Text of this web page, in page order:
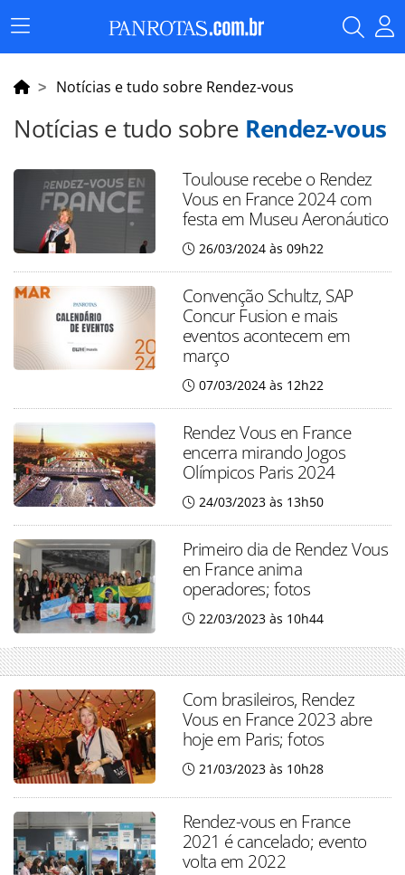
Menu
Principal
Notícias e tudo sobre Rendez-vous
Notícias e tudo sobre Rendez-vous
Toulouse recebe o Rendez
Vous en France 2024 com
festa em Museu Aeronáutico
26/03/2024 às 09h22
Convenção Schultz, SAP
Concur Fusion e mais
eventos acontecem em
março
07/03/2024 às 12h22
Rendez Vous en France
encerra mirando Jogos
Olímpicos Paris 2024
24/03/2023 às 13h50
Primeiro dia de Rendez Vous
en France anima
operadores; fotos
22/03/2023 às 10h44
Com brasileiros, Rendez
Vous en France 2023 abre
hoje em Paris; fotos
21/03/2023 às 10h28
Rendez-vous en France
2021 é cancelado; evento
volta em 2022